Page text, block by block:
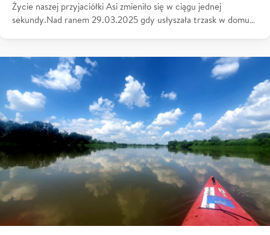
Życie naszej przyjaciółki Asi zmieniło się w ciągu jednej
sekundy.Nad ranem 29.03.2025 gdy usłyszała trzask w domu…